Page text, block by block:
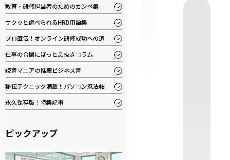
教育・研修担当者のためのカンペ集
サクッと調べられるHRD用語集
プロ直伝！オンライン研修成功への道
仕事の合間にほっと息抜きコラム
読書マニアの推薦ビジネス書
秘伝テクニック満載！パソコン忍法帖
永久保存版！特集記事
ピックアップ